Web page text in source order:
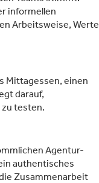
informellen
Arbeitsweise, Werte
Mittagessen, einen
darauf,
testen.
Agentur-
authentisches
Zusammenarbeit